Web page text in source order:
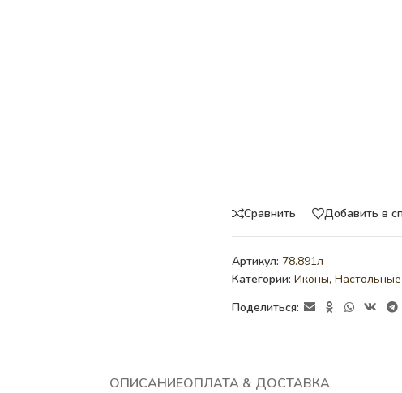
Сравнить Добавить в
Артикул: 78.891л
Категории: Иконы,
Поделиться:
ОПИСАНИЕОПЛАТА & ДОСТАВКА